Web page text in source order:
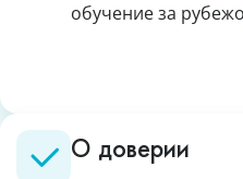
обучение за
О доверии